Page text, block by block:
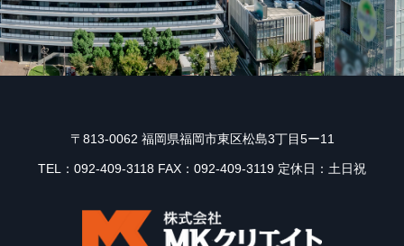
〒813-0062 福岡県福岡市東区松島3丁目5ー11
TEL：092-409-3118 FAX：092-409-3119 定休日：土日祝